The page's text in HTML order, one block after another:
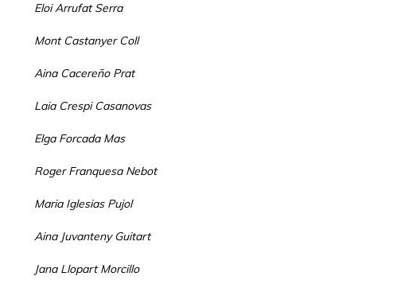
Eloi Arrufat Serra
Mont Castanyer Coll
Aina Cacereño Prat
Laia Crespi Casanovas
Elga Forcada Mas
Roger Franquesa Nebot
Maria Iglesias Pujol
Aina Juvanteny Guitart
Jana Llopart Morcillo